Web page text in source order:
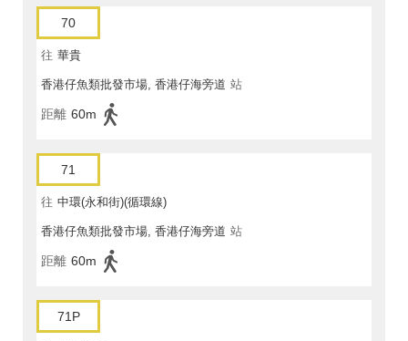
70
往 華貴
香港仔魚類批發市場, 香港仔海旁道 站
距離 60m
71
往 中環(永和街)(循環線)
香港仔魚類批發市場, 香港仔海旁道 站
距離 60m
71P